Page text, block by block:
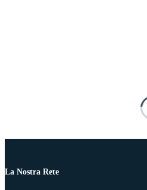
La Nostra Rete